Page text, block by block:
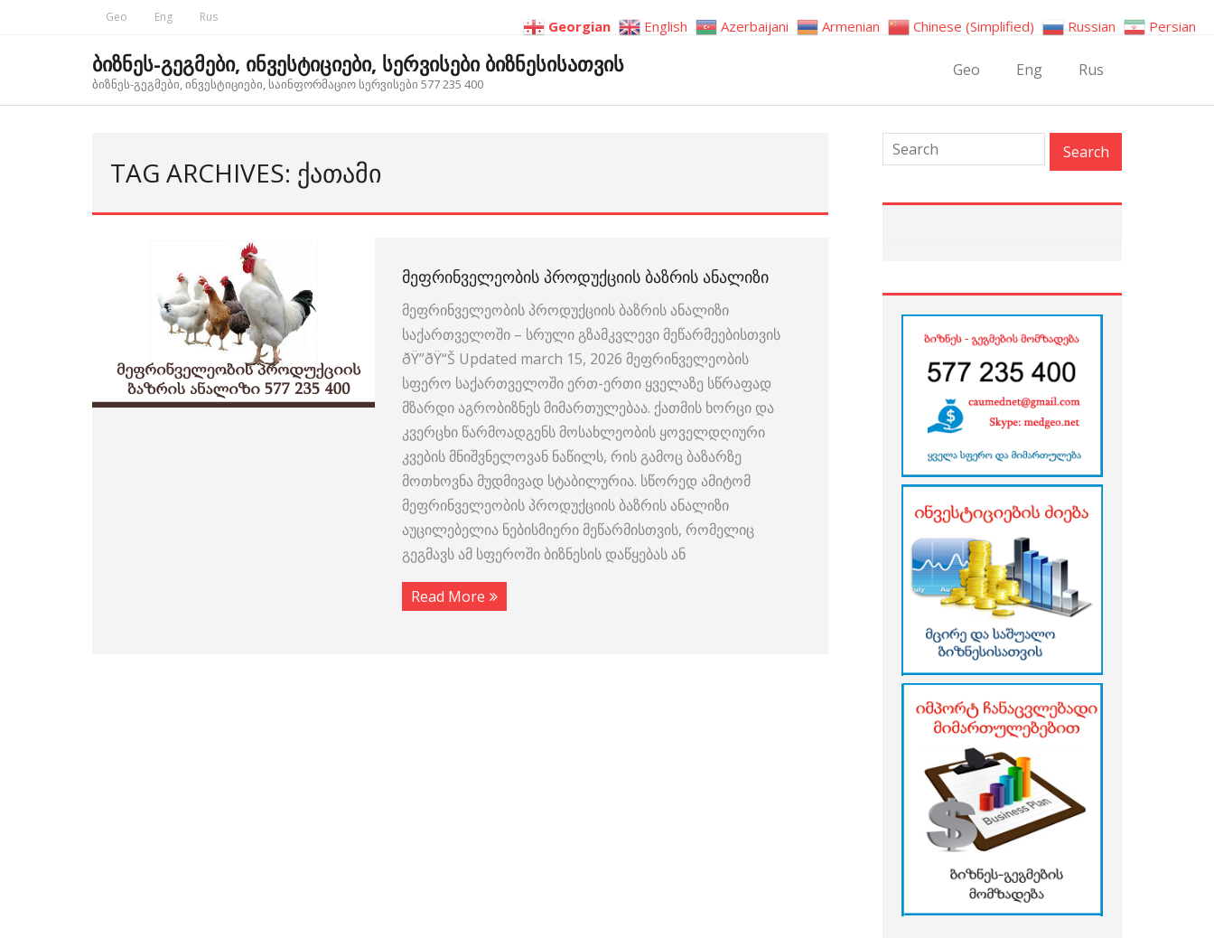
Geo Eng Rus
ბიზნეს-გეგმები, ინვესტიციები, სერვისები ბიზნესისათვის
ბიზნეს-გეგმები, ინვესტიციები, საინფორმაციო სერვისები 577 235 400
Geo Eng Rus
TAG ARCHIVES: ᲥᲐᲗᲐᲛᲘ
ᲛᲔᲤᲠᲘᲜᲕᲔᲚᲔᲝᲑᲘᲡ ᲞᲠᲝᲓᲣᲥᲪᲘᲘᲡ ᲑᲐᲖᲠᲘᲡ ᲐᲜᲐᲚᲘᲖᲘ
მეფრინველეობის პროდუქციის ბაზრის ანალიზი
საქართველოში – სრული გზამკვლევი მეწარმეებისთვის
ðŸ”ðŸ“Š Updated march 15, 2026 მეფრინველეობის
სფერო საქართველოში ერთ-ერთი ყველაზე სწრაფად
მზარდი აგრობიზნეს მიმართულებაა. ქათმის ხორცი და
კვერცხი წარმოადგენს მოსახლეობის ყოველდღიური
კვების მნიშვნელოვან ნაწილს, რის გამოც ბაზარზე
მოთხოვნა მუდმივად სტაბილურია. სწორედ ამიტომ
მეფრინველეობის პროდუქციის ბაზრის ანალიზი
აუცილებელია ნებისმიერი მეწარმისთვის, რომელიც
გეგმავს ამ სფეროში ბიზნესის დაწყებას ან
Read More
Georgian English Azerbaijani Armenian Chinese (Simplified) Russian Persian